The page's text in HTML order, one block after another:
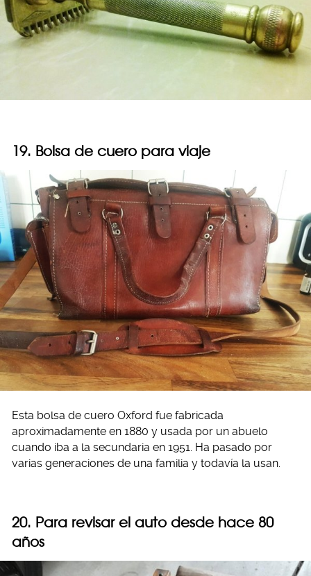
19. Bolsa de cuero para viaje
Esta bolsa de cuero Oxford fue fabricada
aproximadamente en 1880 y usada por un abuelo
cuando iba a la secundaria en 1951. Ha pasado por
varias generaciones de una familia y todavía la usan.
20. Para revisar el auto desde hace 80
años